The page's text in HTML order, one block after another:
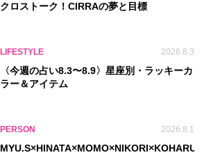
クロストーク！CIRRAの夢と目標
LIFESTYLE 2026.8.3
〈今週の占い8.3〜8.9〉星座別・ラッキーカ
ラー＆アイテム
PERSON 2026.8.1
MYU.S×HINATA×MOMO×NIKORI×KOHARU